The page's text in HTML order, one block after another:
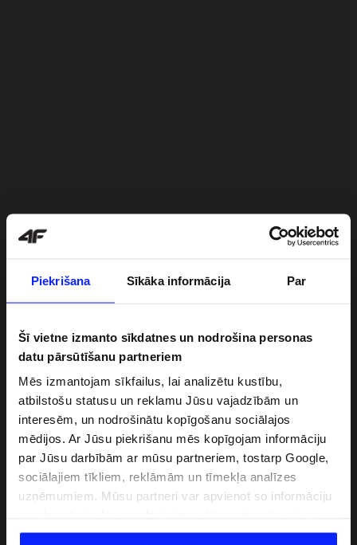
Piekrišana Sīkāka informācija Par
Šī vietne izmanto sīkdatnes un nodrošina personas
datu pārsūtīšanu partneriem
Mēs izmantojam sīkfailus, lai analizētu kustību,
atbilstošu statusu un reklamu Jūsu vajadzībām un
interesēm, un nodrošinātu kopīgošanu sociālajos
mēdijos. Ar Jūsu piekrišanu mēs kopīgojam informāciju
par Jūsu darbībām ar mūsu partneriem, tostarp Google,
sociālajiem tīkliem, reklāmām un tīmekļa analīzes
uzņēmumiem. Mūsu partneri var apvienot so informāciju
datiem, ko viņi iegūst, izmantojot viņu pakalpojumus. Ar